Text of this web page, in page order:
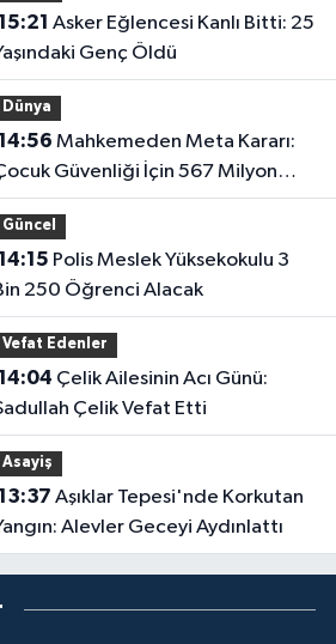
15:21
Genç Öldü
Dünya
14:56
Güvenliği İçin 567 Milyon
Ceza
Güncel
14:15
250 Öğrenci Alacak
Vefat Edenler
14:04
Çelik Vefat Etti
Asayiş
13:37
Alevler Geceyi Aydınlattı